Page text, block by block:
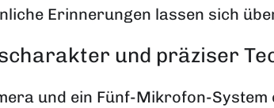
Erinnerungen lassen sich
und präziser
und ein Fünf-Mikrofon-